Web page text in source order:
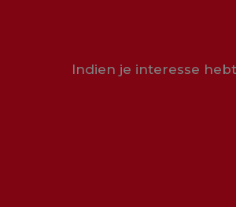
Indien je interesse